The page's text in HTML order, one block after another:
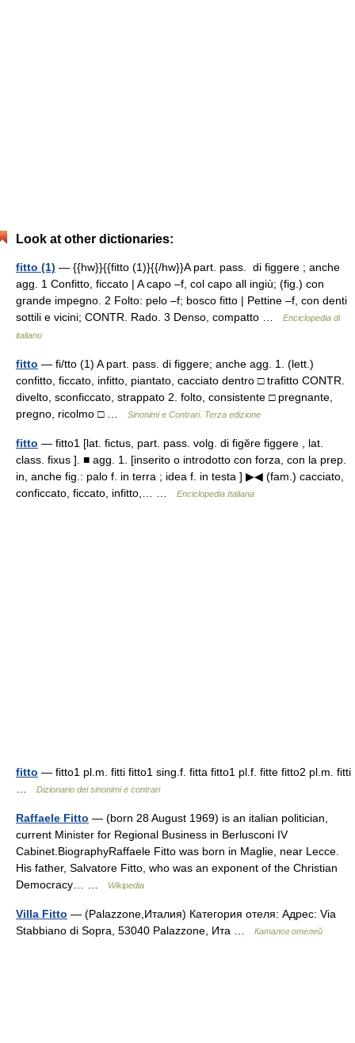
Look at other dictionaries:
fitto (1) — {{hw}}{{fitto (1)}{{/hw}}A part. pass. di figgere ; anche
agg. 1 Confitto, ficcato | A capo –f, col capo all ingiù; (fig.) con
grande impegno. 2 Folto: pelo –f; bosco fitto | Pettine –f, con denti
sottili e vicini; CONTR. Rado. 3 Denso, compatto …
Enciclopedia di
italiano
fitto — fi/tto (1) A part. pass. di figgere; anche agg. 1. (lett.)
confitto, ficcato, infitto, piantato, cacciato dentro □ trafitto CONTR.
divelto, sconficcato, strappato 2. folto, consistente □ pregnante,
pregno, ricolmo □ …
Sinonimi e Contrari. Terza edizione
fitto — fitto1 [lat. fictus, part. pass. volg. di figĕre figgere , lat.
class. fixus ]. ■ agg. 1. [inserito o introdotto con forza, con la prep.
in, anche fig.: palo f. in terra ; idea f. in testa ] ▶◀ (fam.) cacciato,
conficcato, ficcato, infitto,… …
Enciclopedia Italiana
fitto — fitto1 pl.m. fitti fitto1 sing.f. fitta fitto1 pl.f. fitte fitto2 pl.m. fitti
Dizionario dei sinonimi e contrari
Raffaele Fitto — (born 28 August 1969) is an italian politician,
current Minister for Regional Business in Berlusconi IV
Cabinet.BiographyRaffaele Fitto was born in Maglie, near Lecce.
His father, Salvatore Fitto, who was an exponent of the Christian
Democracy… …
Wikipedia
Villa Fitto — (Palazzone,Италия) Категория отеля: Адрес: Via
Stabbiano di Sopra, 53040 Palazzone, Ита …
Каталог отелей